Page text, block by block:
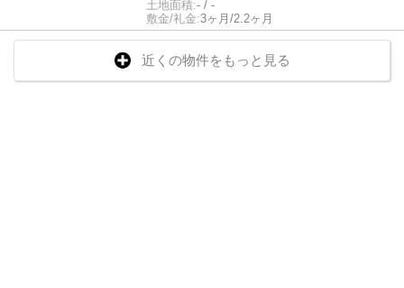
土地面積:- / -
敷金/礼金:3ヶ月/2.2ヶ月
近くの物件をもっと見る